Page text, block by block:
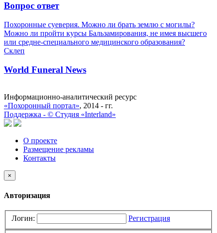
Вопрос ответ
Похоронные суеверия. Можно ли брать землю с могилы?
Можно ли пройти курсы Бальзамирования, не имея высшего
или средне-специального медицинского образования?
Склеп
World Funeral News
Информационно-аналитический ресурс
«Похоронный портал», 2014 - гг.
Поддержка - © Cтудия «Interland»
О проекте
Размещение рекламы
Контакты
×
Авторизация
Логин: Регистрация